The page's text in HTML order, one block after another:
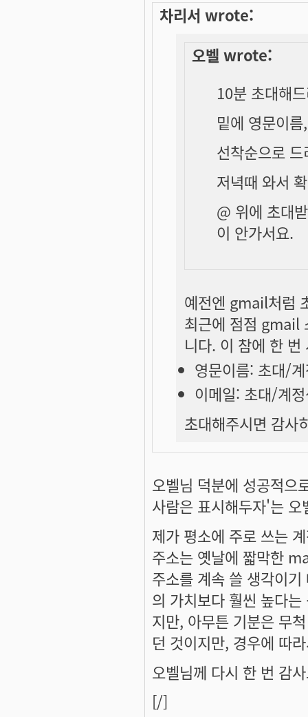
차리서 wrote:
오벨 wrote:
10분 초대해
밑에 영문이
선착순으로
저녁때 와서
@ 위에 초대
이 안가서요.
예전엔 gmail처럼
최근에 점점 gmail
니다. 이 참에 한
영문이름: 초대/
이메일: 초대/계
초대해주시면 감사
오벨님 덕분에 성공적으
사람은 표시해두자'는
제가 평소에 주로 쓰는
주소는 옛날에 짧막한
주소를 계속 쓸 생각이
의 가치보다 훨씬 높다
지만, 아무튼 기분은 무
던 것이지만, 경우에 따
오벨님께 다시 한 번 감
[/]